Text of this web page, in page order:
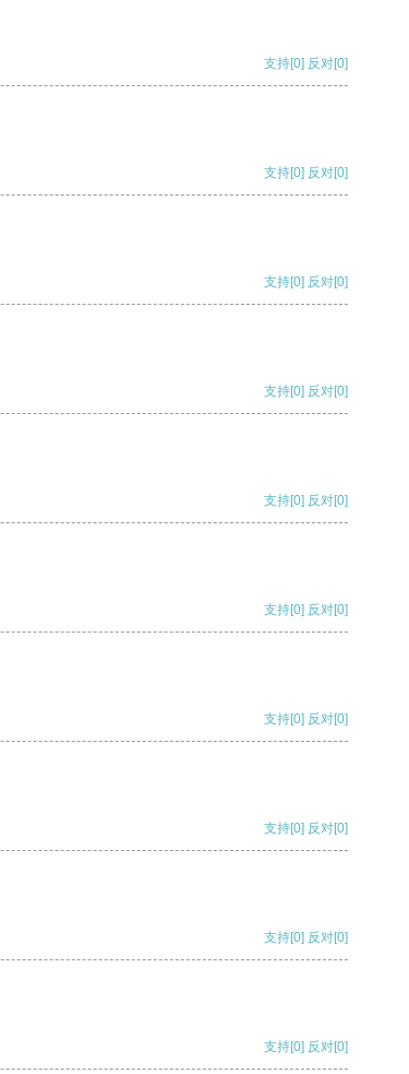
支持[0] 反对[0]
支持[0] 反对[0]
支持[0] 反对[0]
支持[0] 反对[0]
支持[0] 反对[0]
支持[0] 反对[0]
支持[0] 反对[0]
支持[0] 反对[0]
支持[0] 反对[0]
支持[0] 反对[0]